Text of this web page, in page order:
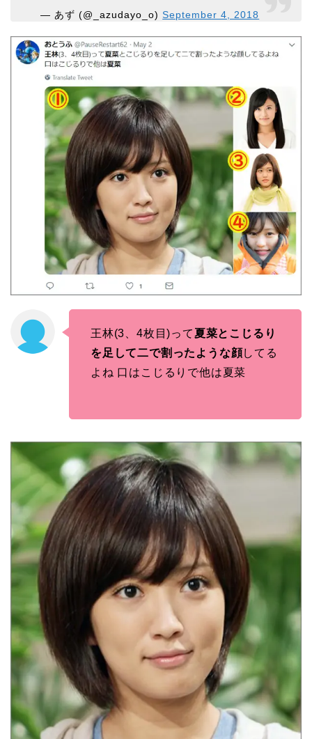
— あず (@_azudayo_o)September 4, 2018
王林(3、4枚目)って夏菜とこじるり
を足して二で割ったような顔してる
よね 口はこじるりで他は夏菜